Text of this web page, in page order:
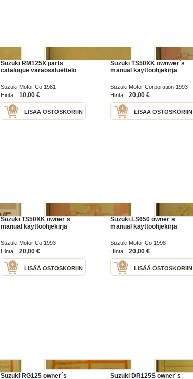
Suzuki RM125X parts
catalogue varaosaluettelo
Suzuki Motor Co 1981
Hinta:
10,00 €
LISÄÄ OSTOSKORIIN
Suzuki TS50XK ownwer´s
manual käyttöohjekirja
Suzuki Motor Corporation 1993
Hinta:
20,00 €
LISÄÄ OSTOSKORIIN
Suzuki TS50XK owner´s
manual käyttöohjekirja
Suzuki Motor Co 1993
Hinta:
20,00 €
LISÄÄ OSTOSKORIIN
Suzuki LS650 owner´s
manual käyttöohjekirja
Suzuki Motor Co 1998
Hinta:
20,00 €
LISÄÄ OSTOSKORIIN
Suzuki RG125 owner´s Suzuki DR125S owner´s